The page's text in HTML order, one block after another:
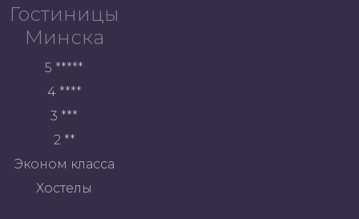
Гостиницы
Минска
5 *****
4 ****
3 ***
2 **
Эконом класса
Хостелы